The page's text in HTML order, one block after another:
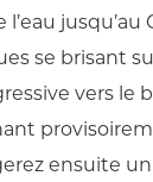
jusqu’au
se brisant
vers le
ensuite